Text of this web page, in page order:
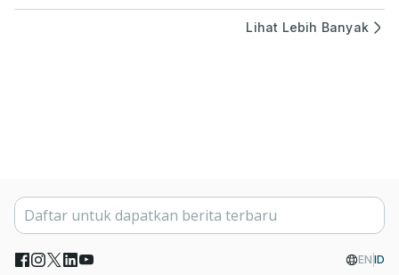
Lihat Lebih Banyak
EN ID